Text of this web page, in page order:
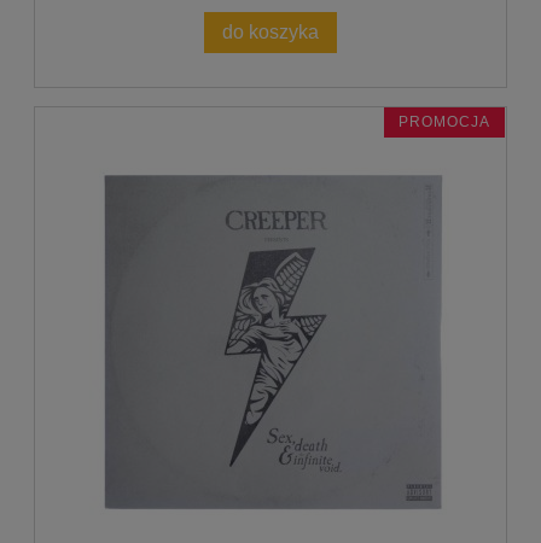
do koszyka
PROMOCJA